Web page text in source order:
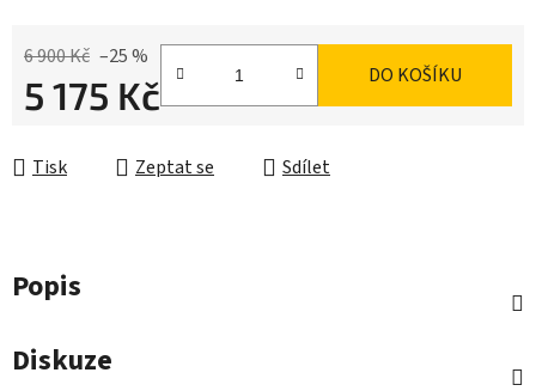
6 900 Kč –25 %
5 175 Kč DO KOŠÍKU
Tisk Zeptat se Sdílet
Popis
Diskuze